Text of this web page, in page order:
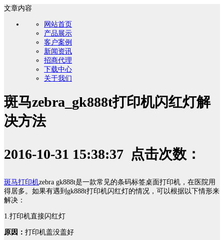
文章内容
网站首页
产品展示
客户案例
新闻资讯
招商代理
下载中心
关于我们
斑马zebra_gk888t打印机闪红灯解
决方法
2016-10-31 15:38:37 点击次数：
斑马打印机zebra gk888t是一款常见的条码标签桌面打印机，在医院用
得居多。如果有遇到gk888t打印机闪红灯的情况，可以根据以下情形来
解决：
1.打印机直接闪红灯
原因： 打印机盖没盖好